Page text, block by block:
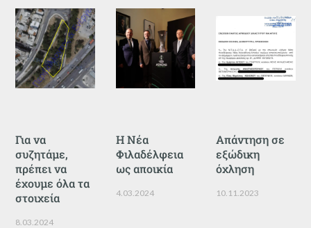
Για να
συζητάμε,
πρέπει να
έχουμε όλα τα
στοιχεία
8.03.2024
Η Νέα
Φιλαδέλφεια
ως αποικία
4.03.2024
Απάντηση σε
εξώδικη
όχληση
10.11.2023